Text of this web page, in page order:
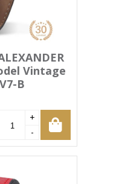
Vintage
B
+
-